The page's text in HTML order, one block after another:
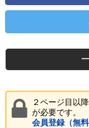
２ページ目以
が必要です。
会員登録（無料